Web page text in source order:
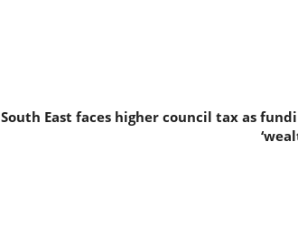
South East faces higher council tax as